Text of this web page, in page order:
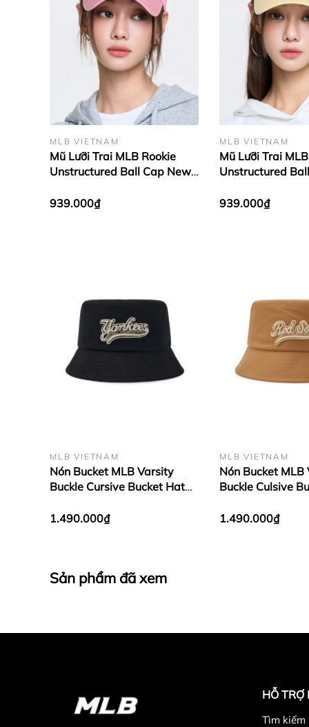
MLB VIETNAM
Mũ Lưỡi Trai MLB Rookie
Unstructured Ball Cap New
939.000₫
MLB VIETNAM
Mũ Lưỡi Trai
Unstructured
939.000₫
MLB VIETNAM
Nón Bucket MLB Varsity
Buckle Cursive Bucket Hat
1.490.000₫
MLB VIETNAM
Nón Bucket MLB
Buckle Culsive
1.490.000₫
Sản phẩm đã xem
HỖ TRỢ
Tìm kiếm